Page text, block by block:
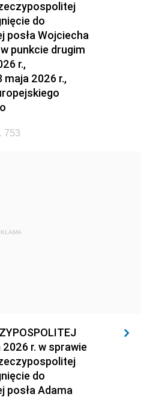
do
posła Wojciecha
punkcie drugim
r.,
maja 2026 r.,
753
2026 r. w sprawie
do
posła Adama